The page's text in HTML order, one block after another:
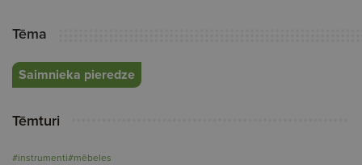
Tēma
Saimnieka pieredze
Tēmturi
#instrumenti#mēbeles